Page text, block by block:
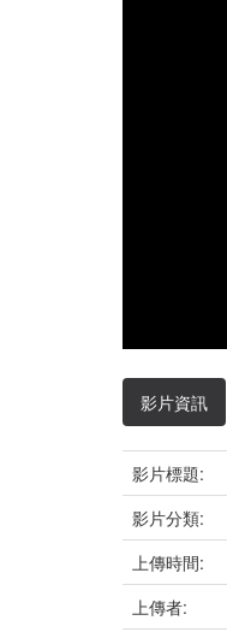
影片資訊
影片標題:
影片分類:
上傳時間:
上傳者: